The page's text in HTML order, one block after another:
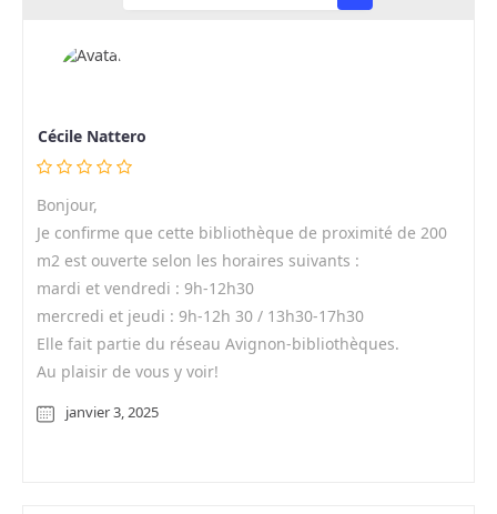
Cécile Nattero
Bonjour,
Je confirme que cette bibliothèque de proximité de 200
m2 est ouverte selon les horaires suivants :
mardi et vendredi : 9h-12h30
mercredi et jeudi : 9h-12h 30 / 13h30-17h30
Elle fait partie du réseau Avignon-bibliothèques.
Au plaisir de vous y voir!
janvier 3, 2025